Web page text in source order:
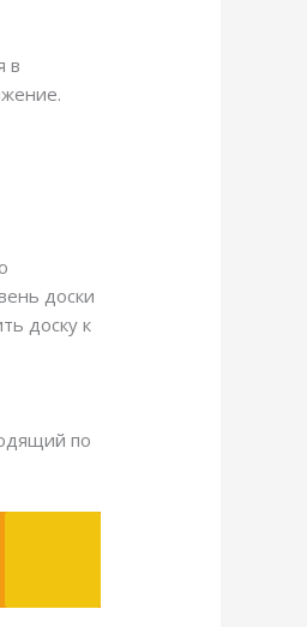
в
доски
доску к
по